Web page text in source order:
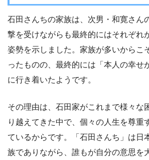
石田さんちの家族は、次男・和寛さん
撃を受けながらも最終的にはそれぞれ
姿勢を示しました。家族が多いからこ
ったものの、最終的には「本人の幸せ
に行き着いたようです。
その理由は、石田家がこれまで様々な
り越えてきた中で、個々の人生を尊重
ているからです。「石田さんち」は日
族でありながら、誰もが自分の意思を